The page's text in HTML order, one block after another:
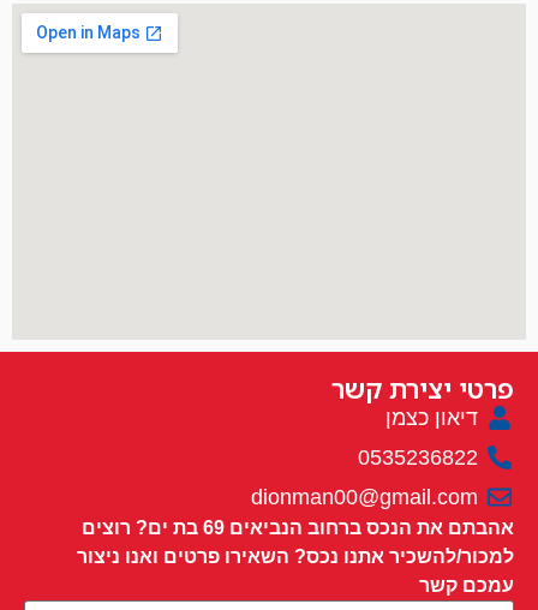
פרטי יצירת קשר
דיאון כצמן
0535236822
dionman00@gmail.com
אהבתם את הנכס ברחוב הנביאים 69 בת ים? רוצים
למכור/להשכיר אתנו נכס? השאירו פרטים ואנו ניצור
עמכם קשר